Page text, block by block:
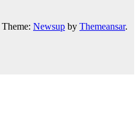
Theme: Newsup by Themeansar.